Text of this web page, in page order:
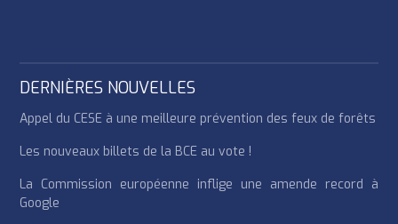
DERNIÈRES NOUVELLES
Appel du CESE à une meilleure prévention des feux de forêts
Les nouveaux billets de la BCE au vote !
La Commission européenne inflige une amende record à
Google